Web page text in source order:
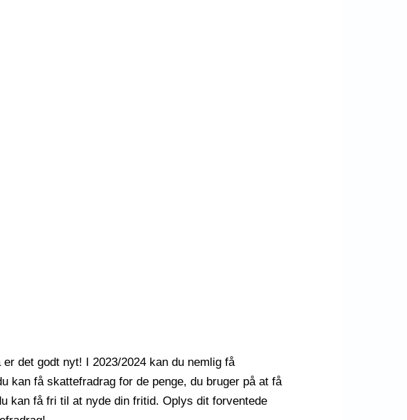
det godt nyt! I 2023/2024 kan du nemlig få
kan få skattefradrag for de penge, du bruger på at få
kan få fri til at nyde din fritid. Oplys dit forventede